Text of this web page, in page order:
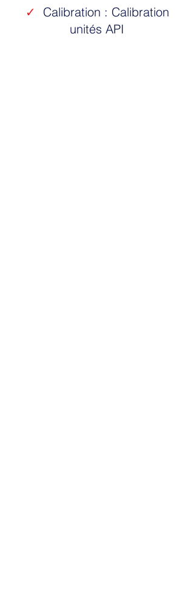
✓
Calibration : Calibration
unités API